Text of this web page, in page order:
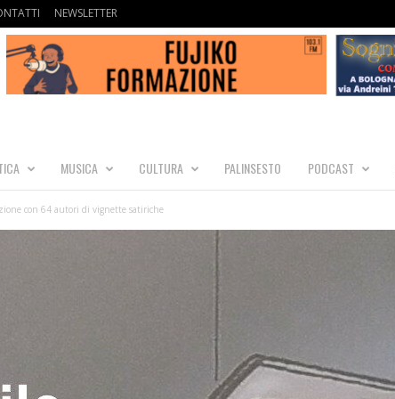
NEWSLETTER
MUSICA CULTURA PALINSESTO PODCAST
con 64 autori di vignette satiriche